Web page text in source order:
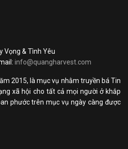
Vọng & Tình Yêu
info@quangharvest.com
2015, là mục vụ nhằm truyền bá Tin
xã hội cho tất cả mọi người ở khắp
phước trên mục vụ ngày càng được